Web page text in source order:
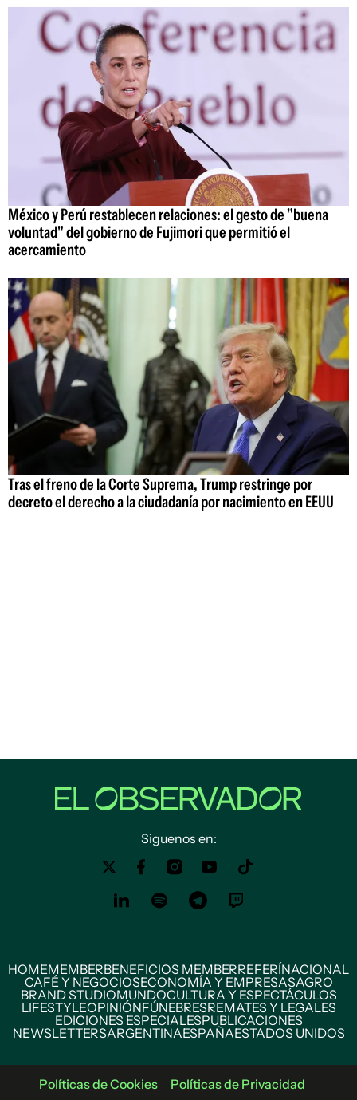
México y Perú restablecen relaciones: el gesto de "buena
voluntad" del gobierno de Fujimori que permitió el
acercamiento
Tras el freno de la Corte Suprema, Trump restringe por
decreto el derecho a la ciudadanía por nacimiento en EEUU
Siguenos en:
HOMEMEMBERBENEFICIOS MEMBERREFERÍNACIONAL
CAFÉ Y NEGOCIOSECONOMÍA Y EMPRESASAGRO
BRAND STUDIOMUNDOCULTURA Y ESPECTÁCULOS
LIFESTYLEOPINIÓNFÚNEBRESREMATES Y LEGALES
EDICIONES ESPECIALESPUBLICACIONES
NEWSLETTERSARGENTINAESPAÑAESTADOS UNIDOS
Políticas de Cookies Políticas de Privacidad